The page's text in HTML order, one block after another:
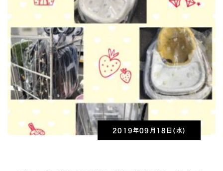
2019年09月18日(水)